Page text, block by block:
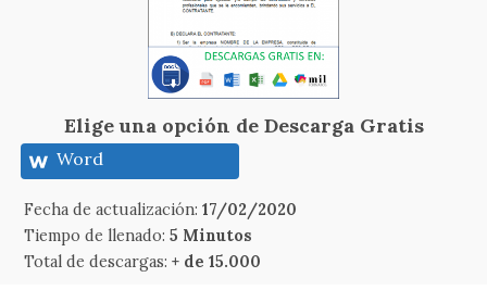
Elige una opción de Descarga Gratis
Word
Fecha de actualización:17/02/2020
Tiempo de llenado:5 Minutos
Total de descargas:+ de 15.000